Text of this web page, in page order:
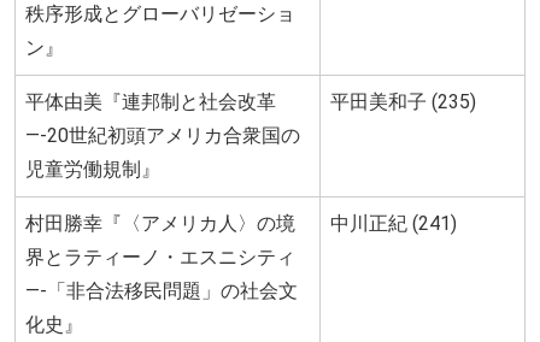
秩序形成とグローバリゼーショ
ン』
平体由美『連邦制と社会改革
—-20世紀初頭アメリカ合衆国の
児童労働規制』
平田美和子 (235)
村田勝幸『〈アメリカ人〉の境
界とラティーノ・エスニシティ
—-「非合法移民問題」の社会文
化史』
中川正紀 (241)